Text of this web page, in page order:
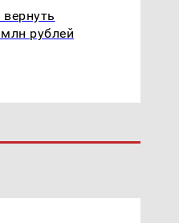
Как выглядит место
крушение вертолета на
Кавказе: смотреть
рублей